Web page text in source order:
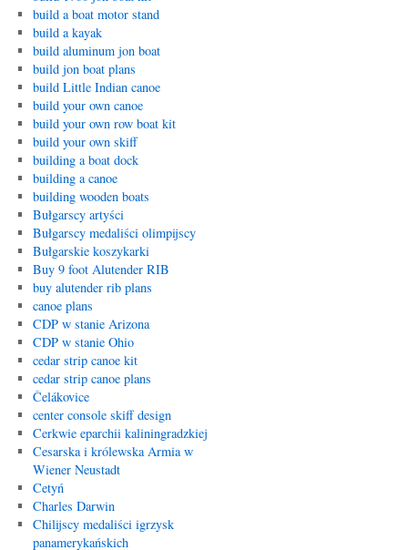
build a boat motor stand
build a kayak
build aluminum jon boat
build jon boat plans
build Little Indian canoe
build your own canoe
build your own row boat kit
build your own skiff
building a boat dock
building a canoe
building wooden boats
Bułgarscy artyści
Bułgarscy medaliści olimpijscy
Bułgarskie koszykarki
Buy 9 foot Alutender RIB
buy alutender rib plans
canoe plans
CDP w stanie Arizona
CDP w stanie Ohio
cedar strip canoe kit
cedar strip canoe plans
Čelákovice
center console skiff design
Cerkwie eparchii kaliningradzkiej
Cesarska i królewska Armia w
Wiener Neustadt
Cetyń
Charles Darwin
Chilijscy medaliści igrzysk
panamerykańskich